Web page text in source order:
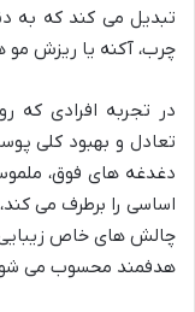
تبدیل می کند که به
چرب، آکنه یا ریزش مو
در تجربه افرادی که
تعادل و بهبود کلی
دغدغه های فوق،
اساسی را برطرف می
چالش های خاص زیبایی
هدفمند محسوب می